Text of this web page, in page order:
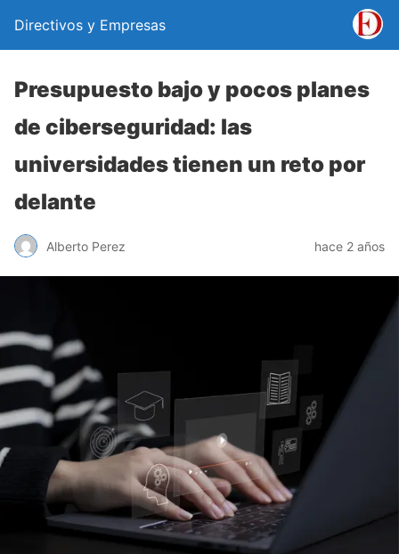
Directivos y Empresas
Presupuesto bajo y pocos planes
de ciberseguridad: las
universidades tienen un reto por
delante
Alberto Perez hace 2 años